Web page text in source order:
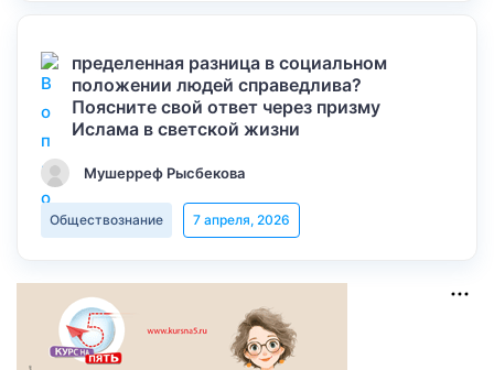
пределенная разница в социальном
положении людей справедлива?
Поясните свой ответ через призму
Ислама в светской жизни
Мушерреф Рысбекова
Обществознание 7 апреля, 2026